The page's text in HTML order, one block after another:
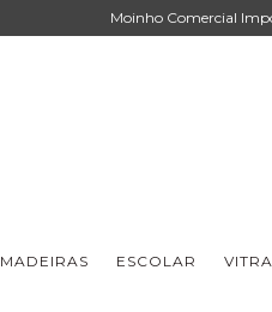
Moinho Comercial
MADEIRAS ESCOLAR